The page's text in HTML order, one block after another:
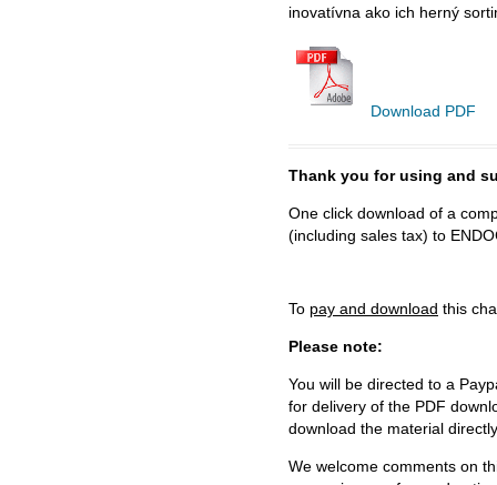
inovatívna ako ich herný
Download PDF
Thank you for using and
One click download of a
(including sales tax) to
To pay and download this
Please note:
You will be directed to a
for delivery of the PDF
download the material
We welcome comments on